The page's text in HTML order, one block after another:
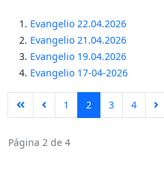
Evangelio 22.04.2026
Evangelio 21.04.2026
Evangelio 19.04.2026
Evangelio 17-04-2026
1 2 3 4
Página 2 de 4